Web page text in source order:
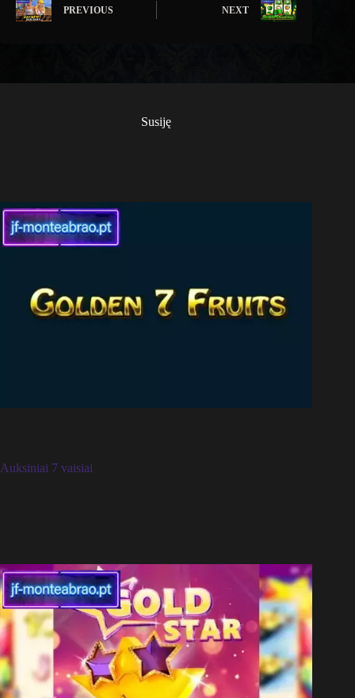
PREVIOUS NEXT
Susiję
Auksiniai 7 vaisiai